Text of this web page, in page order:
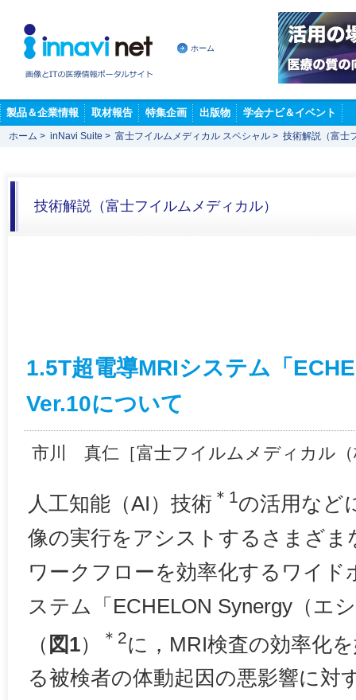
ホーム
製品＆企業情報 取材報告 特集企画 出版物 学会ナビ＆イベント
ホーム > inNavi Suite > 富士フイルムメディカル スペシャル > 技術解説（富士
技術解説（富士フイルムメディカル）
1.5T超電導MRIシステム「
Ver.10について
市川 真仁［富士フイルムメディカル（
人工知能（AI）技術 ＊1の活用など
像の実行をアシストするさまざま
ワークフローを効率化するワイド
ステム「ECHELON Synergy（エ
（ 図1） ＊2に，MRI検査の効率化
る被検者の体動起因の悪影響に対